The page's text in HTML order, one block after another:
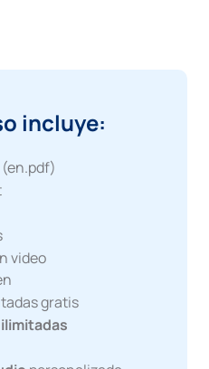
incluye:
video
gratis